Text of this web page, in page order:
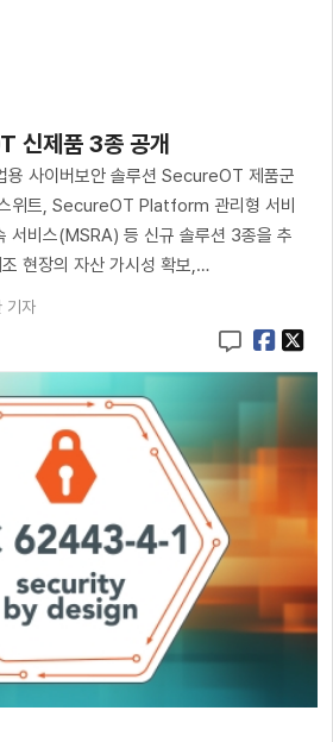
신제품 3종 공개
용 사이버보안 솔루션 SecureOT 제품군
위트, SecureOT Platform 관리형 서비
서비스(MSRA) 등 신규 솔루션 3종을 추
현장의 자산 가시성 확보,…
기자